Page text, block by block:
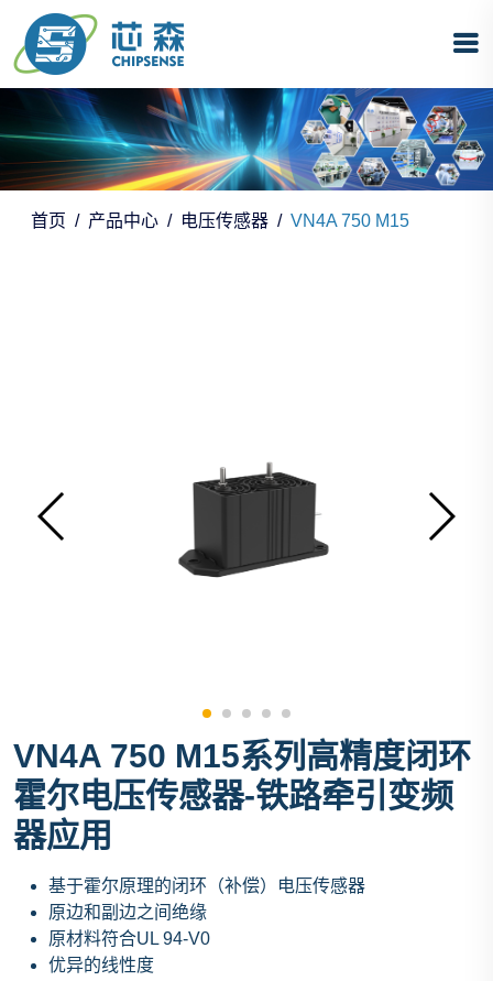
首页 产品中心 电压传感器 VN4A 750 M15
VN4A 750 M15系列高精度闭环
霍尔电压传感器-铁路牵引变频
器应用
基于霍尔原理的闭环（补偿）电压传感器
原边和副边之间绝缘
原材料符合UL 94-V0
优异的线性度